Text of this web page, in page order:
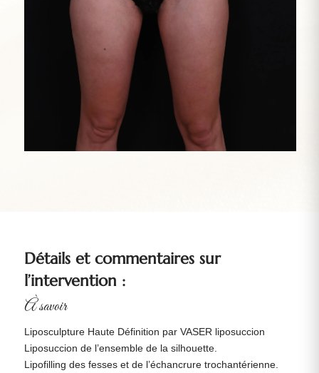
Détails et commentaires sur
l’intervention :
À savoir
Liposculpture Haute Définition par VASER liposuccion
Liposuccion de l’ensemble de la silhouette.
Lipofilling des fesses et de l’échancrure trochantérienne.